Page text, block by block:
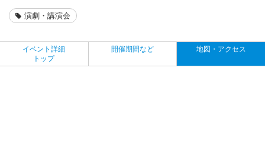
演劇・講演会
イベント詳細
トップ
開催期間など 地図・アクセス